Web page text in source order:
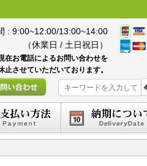
: 9:00~12:00/13:00~14:00
（休業日 / 土日祝日）
在お電話によるお問い合わせを
止させていただいております。